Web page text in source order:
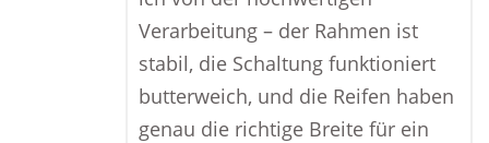
Verarbeitung – der Rahmen ist
stabil, die Schaltung funktioniert
butterweich, und die Reifen haben
genau die richtige Breite für ein